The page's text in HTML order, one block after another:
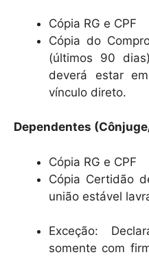
Cópia RG e CPF
Cópia do
(últimos 90
deverá estar
vínculo direto.
Dependentes
Cópia RG e CPF
Cópia Certidão
união estável
Exceção:
somente com